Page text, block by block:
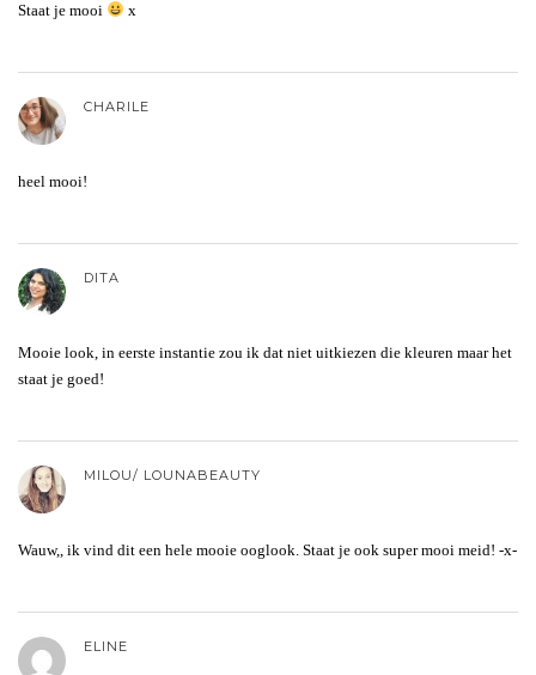
Staat je mooi x
CHARILE
heel mooi!
DITA
Mooie look, in eerste instantie zou ik dat niet uitkiezen die kleuren maar het
staat je goed!
MILOU/ LOUNABEAUTY
Wauw,, ik vind dit een hele mooie ooglook. Staat je ook super mooi meid! -x-
ELINE